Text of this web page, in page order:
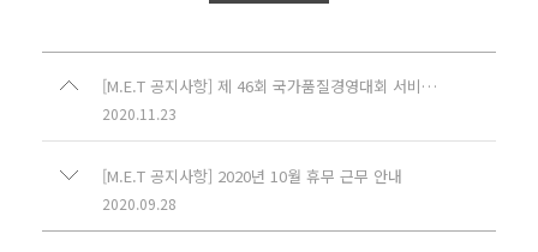
[M.E.T 공지사항] 제 46회 국가품질경영대회 서비스품질부문 산업부장관표창 수상!
2020.11.23
[M.E.T 공지사항] 2020년 10월 휴무 근무 안내
2020.09.28